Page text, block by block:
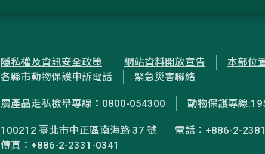
隱私權及資訊安全政策 網站資料開放宣告
本部位
各縣市動物保護申訴電話
緊急災害聯絡
農產品走私檢舉專線：0800-054300 動物保護專線
100212 臺北市中正區南海路 37 號
電話：+886-2-
傳真：+886-2-2331-0341